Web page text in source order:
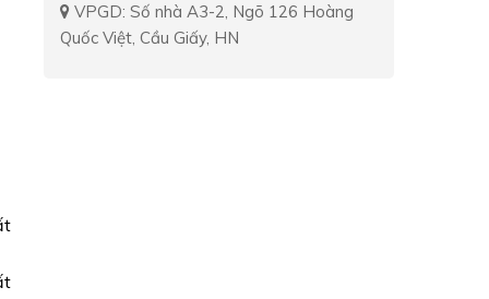
VPGD: Số nhà A3-2, Ngõ 126 Hoàng
Quốc Việt, Cầu Giấy, HN